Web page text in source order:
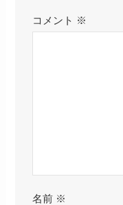
コメント ※
名前 ※